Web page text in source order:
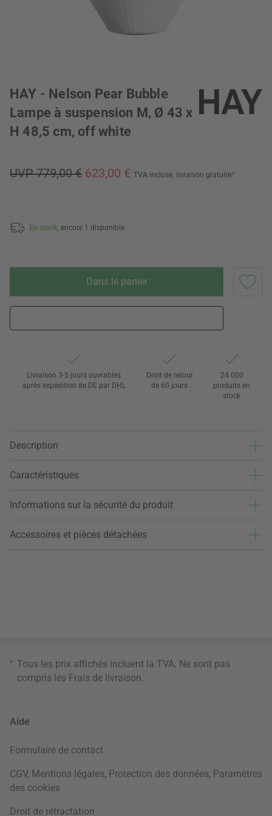
HAY - Nelson Pear Bubble
Lampe à suspension M, Ø 43 x
H 48,5 cm, off white
UVP 779,00 € 623,00 € TVA incluse, livraison gratuite*
En stock, encore 1 disponible
Dans le panier
Livraison 3-5 jours ouvrables
après expédition de DE par DHL
Droit de retour
de 60 jours
24 000
produits en
stock
Description
Caractéristiques
Informations sur la sécurité du produit
Accessoires et pièces détachées
* Tous les prix affichés incluent la TVA. Ne sont pas
compris les Frais de livraison
Aide
Formulaire de contact
CGV, Mentions légales, Protection des données, Paramètres
des cookies
Droit de rétractation